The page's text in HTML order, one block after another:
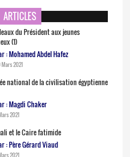
ARTICLES
du Président aux jeunes
(1)
: Mohamed Abdel Hafez
2021
national de la civilisation égyptienne
: Magdi Chaker
2021
et le Caire fatimide
: Père Gérard Viaud
2021